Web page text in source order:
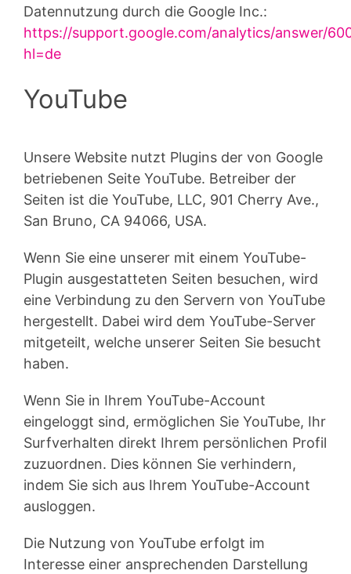
Datennutzung durch die Google Inc.:
https://support.google.com/analytics/answer/
hl=de
YouTube
Unsere Website nutzt Plugins der von Google
betriebenen Seite YouTube. Betreiber der
Seiten ist die YouTube, LLC, 901 Cherry Ave.,
San Bruno, CA 94066, USA.
Wenn Sie eine unserer mit einem YouTube-
Plugin ausgestatteten Seiten besuchen, wird
eine Verbindung zu den Servern von YouTube
hergestellt. Dabei wird dem YouTube-Server
mitgeteilt, welche unserer Seiten Sie besucht
haben.
Wenn Sie in Ihrem YouTube-Account
eingeloggt sind, ermöglichen Sie YouTube, Ihr
Surfverhalten direkt Ihrem persönlichen Profil
zuzuordnen. Dies können Sie verhindern,
indem Sie sich aus Ihrem YouTube-Account
ausloggen.
Die Nutzung von YouTube erfolgt im
Interesse einer ansprechenden Darstellung